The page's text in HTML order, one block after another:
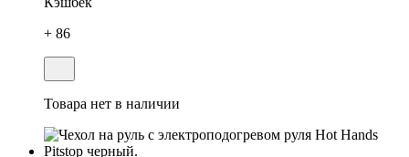
+ 86
Товара нет в наличии